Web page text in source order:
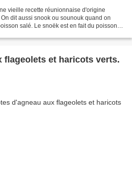
vieille recette réunionnaise d'origine
dit aussi snook ou sounouk quand on
salé. Le snoëk est en fait du poisson
flageolets et haricots verts.